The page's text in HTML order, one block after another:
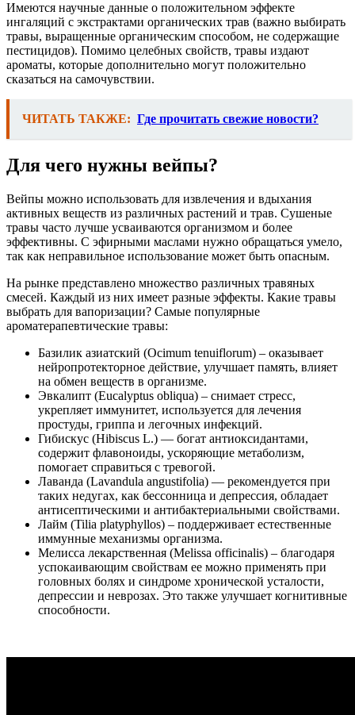
Имеются научные данные о положительном эффекте
ингаляций с экстрактами органических трав (важно выбирать
травы, выращенные органическим способом, не содержащие
пестицидов). Помимо целебных свойств, травы издают
ароматы, которые дополнительно могут положительно
сказаться на самочувствии.
ЧИТАТЬ ТАКЖЕ: Где прочитать свежие новости?
Для чего нужны вейпы?
Вейпы можно использовать для извлечения и вдыхания
активных веществ из различных растений и трав. Сушеные
травы часто лучше усваиваются организмом и более
эффективны. С эфирными маслами нужно обращаться умело,
так как неправильное использование может быть опасным.
На рынке представлено множество различных травяных
смесей. Каждый из них имеет разные эффекты. Какие травы
выбрать для вапоризации? Самые популярные
ароматерапевтические травы:
Базилик азиатский (Ocimum tenuiflorum) – оказывает
нейропротекторное действие, улучшает память, влияет
на обмен веществ в организме.
Эвкалипт (Eucalyptus obliqua) – снимает стресс,
укрепляет иммунитет, используется для лечения
простуды, гриппа и легочных инфекций.
Гибискус (Hibiscus L.) — богат антиоксидантами,
содержит флавоноиды, ускоряющие метаболизм,
помогает справиться с тревогой.
Лаванда (Lavandula angustifolia) — рекомендуется при
таких недугах, как бессонница и депрессия, обладает
антисептическими и антибактериальными свойствами.
Лайм (Tilia platyphyllos) – поддерживает естественные
иммунные механизмы организма.
Мелисса лекарственная (Melissa officinalis) – благодаря
успокаивающим свойствам ее можно применять при
головных болях и синдроме хронической усталости,
депрессии и неврозах. Это также улучшает когнитивные
способности.